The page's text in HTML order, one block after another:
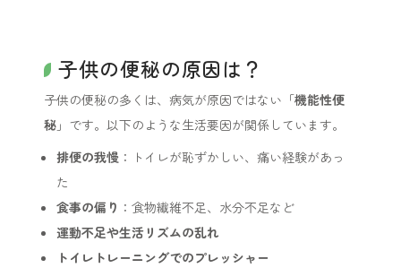
子供の便秘の原因は？
子供の便秘の多くは、病気が原因ではない「機能性便
秘 」です。以下のような生活要因が関係しています。
排便の我慢 ：トイレが恥ずかしい、痛い経験があっ
た
食事の偏り ：食物繊維不足、水分不足など
運動不足や生活リズムの乱れ
トイレトレーニングでのプレッシャー